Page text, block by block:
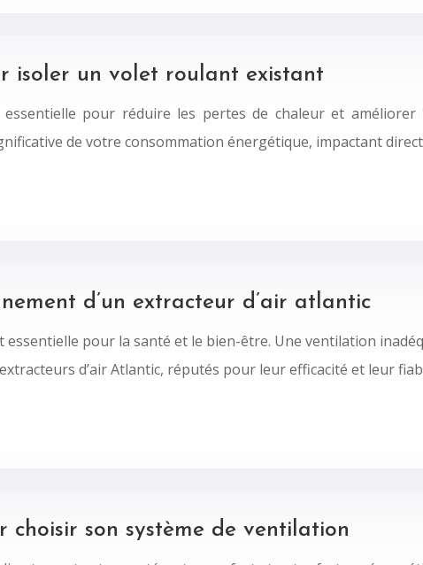
isoler un volet roulant existant
essentielle pour réduire les pertes de chaleur et
de votre consommation énergétique, impactant
d’un extracteur d’air atlantic
essentielle pour la santé et le bien-être. Une ventilation
d’air Atlantic, réputés pour leur efficacité et leur
choisir son système de ventilation